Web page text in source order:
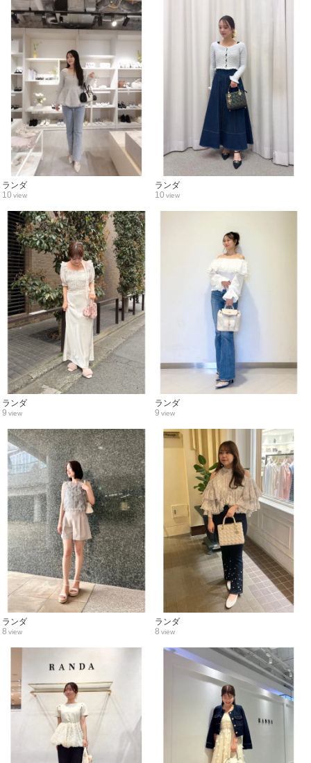
10 view
ランダ
10 view
ランダ
9 view
ランダ
9 view
ランダ
8 view
ランダ
8 view
ランダ